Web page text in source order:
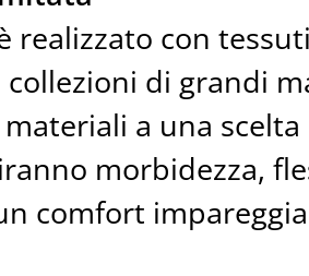
realizzato con
di grandi
a una scelta
morbidezza,
comfort